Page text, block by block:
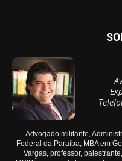
Advogado militante,
Federal da Paraíba, MBA em
Vargas, professor,